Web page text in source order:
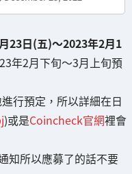
23日(五)～2023年2月1
年2月下旬～3月上旬預
行預定，所以詳細在日
)或是Coincheck官網裡會
知所以應募了的話不要